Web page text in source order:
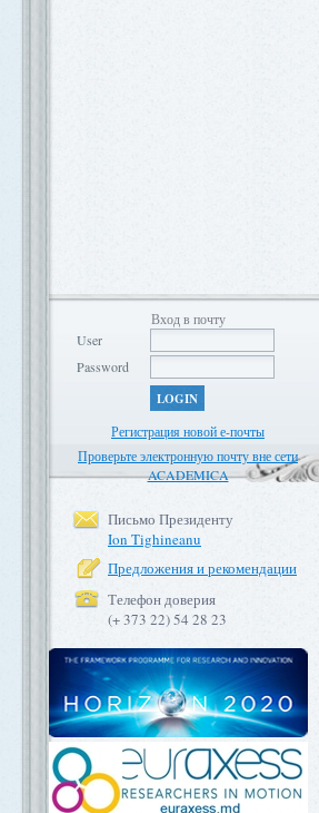
Вход в почту
User
Password
LOGIN
Регистрация новой е-почты
Проверьте электронную почту вне сети
ACADEMICA
Письмо Президенту
Ion Tighineanu
Предложения и рекомендации
Телефон доверия
(+ 373 22) 54 28 23